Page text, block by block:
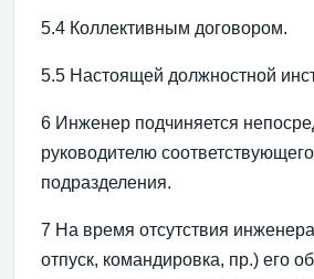
5.4 Коллективным договором.
5.5 Настоящей должностной
6 Инженер подчиняется
руководителю соответствующего
подразделения.
7 На время отсутствия
отпуск, командировка, пр.) его